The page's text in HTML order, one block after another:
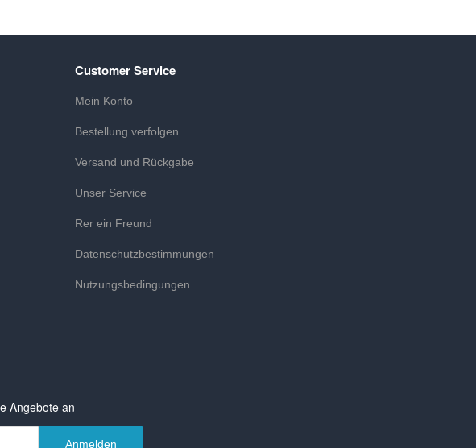
Customer Service
Mein Konto
Bestellung verfolgen
Versand und Rückgabe
Unser Service
Rer ein Freund
Datenschutzbestimmungen
Nutzungsbedingungen
Angebote an
Anmelden